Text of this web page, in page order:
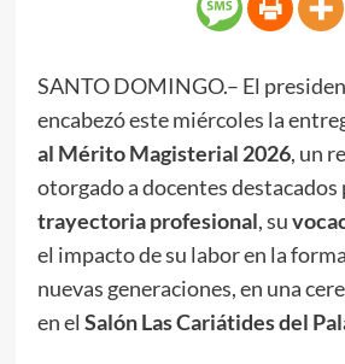
SANTO DOMINGO.– El
encabezó este miércoles la
al Mérito Magisterial 2026, un
otorgado a docentes destacados
trayectoria profesional, su
el impacto de su labor en la
nuevas generaciones, en una
en el Salón Las Cariátides del